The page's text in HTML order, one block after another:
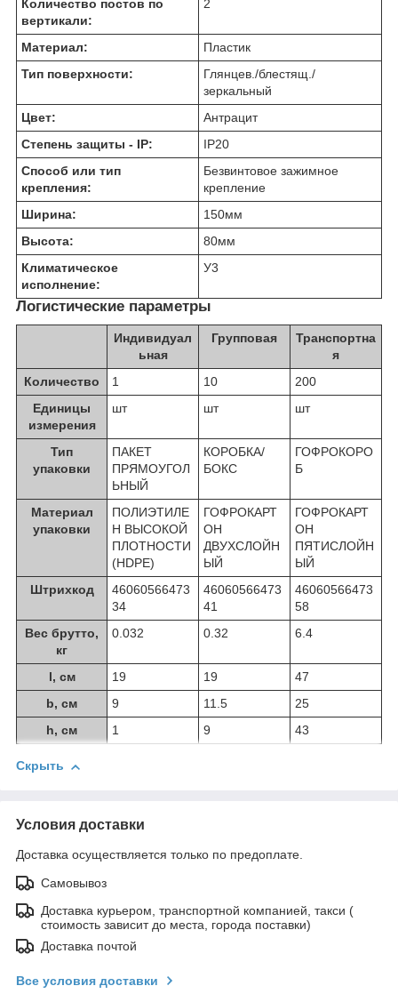
Количество постов по
вертикали:
2
Материал:
Пластик
Тип поверхности:
Глянцев./блестящ./
зеркальный
Цвет:
Антрацит
Степень защиты - IP:
IP20
Способ или тип
крепления:
Безвинтовое зажимное
крепление
Ширина:
150мм
Высота:
80мм
Климатическое
исполнение:
У3
Логистические параметры
Индивидуал
ьная
Групповая
Транспортна
я
Количество
1 10
200
Единицы
измерения
шт шт шт
Тип
упаковки
ПАКЕТ
ПРЯМОУГОЛ
ЬНЫЙ
КОРОБКА/
БОКС
ГОФРОКОРО
Б
Материал
упаковки
ПОЛИЭТИЛЕ
Н ВЫСОКОЙ
ПЛОТНОСТИ
(HDPE)
ГОФРОКАРТ
ОН
ДВУХСЛОЙН
ЫЙ
ГОФРОКАРТ
ОН
ПЯТИСЛОЙН
ЫЙ
Штрихкод
46060566473
34
46060566473
41
46060566473
58
Вес брутто,
кг
0.032 0.32 6.4
l, см 19 19
47
b, см
9 11.5
25
h, см
1 9 43
Скрыть
Условия доставки
Доставка осуществляется только по предоплате.
Самовывоз
Доставка курьером, транспортной компанией, такси (
стоимость зависит до места, города поставки)
Доставка почтой
Все условия доставки